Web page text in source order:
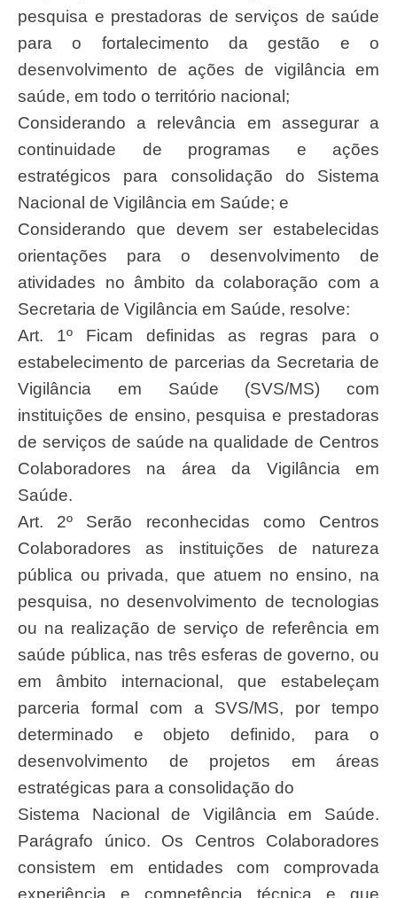
pesquisa e prestadoras de serviços de saúde
para o fortalecimento da gestão e o
desenvolvimento de ações de vigilância em
saúde, em todo o território nacional;
Considerando a relevância em assegurar a
continuidade de programas e ações
estratégicos para consolidação do Sistema
Nacional de Vigilância em Saúde; e
Considerando que devem ser estabelecidas
orientações para o desenvolvimento de
atividades no âmbito da colaboração com a
Secretaria de Vigilância em Saúde, resolve:
Art. 1º Ficam definidas as regras para o
estabelecimento de parcerias da Secretaria de
Vigilância em Saúde (SVS/MS) com
instituições de ensino, pesquisa e prestadoras
de serviços de saúde na qualidade de Centros
Colaboradores na área da Vigilância em
Saúde.
Art. 2º Serão reconhecidas como Centros
Colaboradores as instituições de natureza
pública ou privada, que atuem no ensino, na
pesquisa, no desenvolvimento de tecnologias
ou na realização de serviço de referência em
saúde pública, nas três esferas de governo, ou
em âmbito internacional, que estabeleçam
parceria formal com a SVS/MS, por tempo
determinado e objeto definido, para o
desenvolvimento de projetos em áreas
estratégicas para a consolidação do
Sistema Nacional de Vigilância em Saúde.
Parágrafo único. Os Centros Colaboradores
consistem em entidades com comprovada
experiência e competência técnica e que